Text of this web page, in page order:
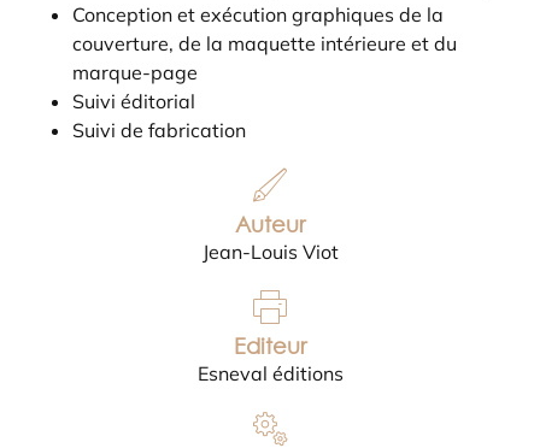
Conception et exécution graphiques de la
couverture, de la maquette intérieure et du
marque-page
Suivi éditorial
Suivi de fabrication
Auteur
Jean-Louis Viot
Editeur
Esneval éditions